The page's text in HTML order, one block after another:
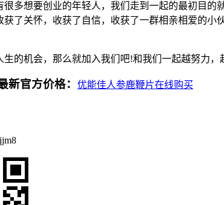
多想要创业的年轻人，我们走到一起的最初目
了关怀，收获了自信，收获了一群相亲相爱的
的机会，那么就加入我们吧!和我们一起越努力，
新官方价格： 优能佳人参鹿鞭片在线购买